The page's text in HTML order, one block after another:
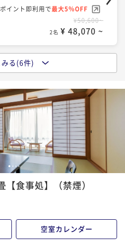
ポイント即利用で 最大5％OFF
¥52,800~
2名 ¥ 50,160 ~
な貴方へ♪『若狭牛づくし※3
よ～★
可
IN 15:00 - 19:00 OUT10:00
ポイント即利用で最大5％OFF
¥63,800~
2名 ¥ 60,610 ~
産牛♪当宿リピ率NO.1のＡ
）
可
IN 15:00 - 19:00 OUT10:00
2名 ¥ 60,610 ~
ポイント即利用で最大5％OFF
¥50,600~
2名 ¥ 48,070 ~
ら新鮮な刺身をちょっと贅
可
IN 15:00 - 19:00 OUT10:00
ポイント即利用で最大5％OFF
¥50,600~
2名 ¥ 48,070 ~
日】誕生日や結婚記念日に
事処）
¥52,800~
2名 ¥ 50,160 ~
る(6件)
1 2 34
食事処】（禁煙）
空室カレンダー